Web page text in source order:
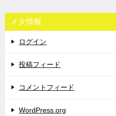
メタ情報
ログイン
投稿フィード
コメントフィード
WordPress.org